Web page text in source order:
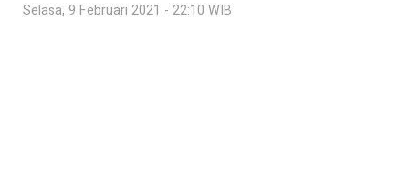
Selasa, 9 Februari 2021 - 22:10 WIB